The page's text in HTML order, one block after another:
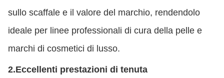
sullo scaffale e il valore del marchio, rendendolo
ideale per linee professionali di cura della pelle e
marchi di cosmetici di lusso.
2.Eccellenti prestazioni di tenuta